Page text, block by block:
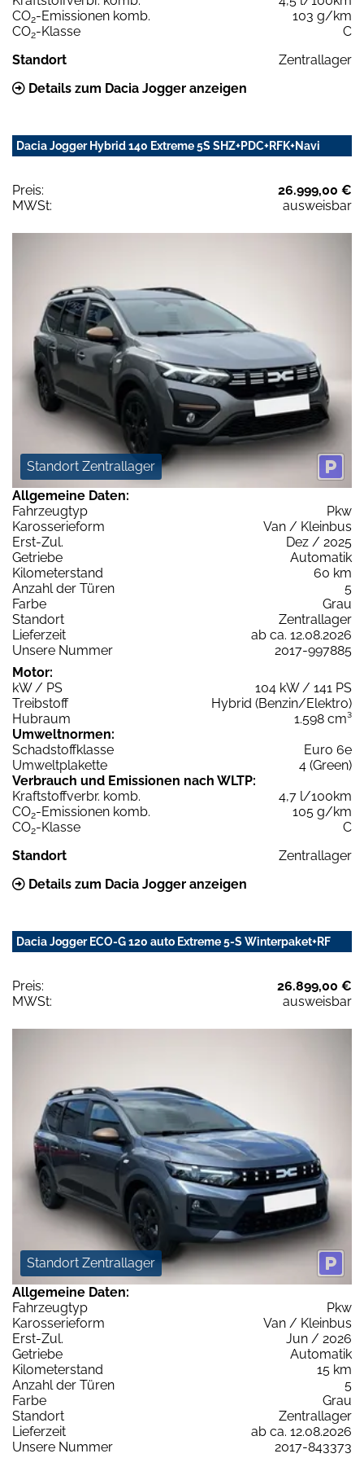
CO2-Emissionen komb.
103 g/km
CO2-Klasse
C
Standort
Zentrallager
Details zum Dacia Jogger anzeigen
Dacia Jogger Hybrid 140 Extreme 5S SHZ+PDC+RFK+Navi
Preis:
26.999,00 €
MWSt:
ausweisbar
Standort Zentrallager
Allgemeine Daten:
Fahrzeugtyp
Pkw
Karosserieform
Van / Kleinbus
Erst-Zul.
Dez / 2025
Getriebe
Automatik
Kilometerstand
60 km
Anzahl der Türen
5
Farbe
Grau
Standort
Zentrallager
Lieferzeit
ab ca. 12.08.2026
Unsere Nummer
2017-997885
Motor:
kW / PS
104 kW / 141 PS
Treibstoff
Hybrid (Benzin/Elektro)
Hubraum
1.598 cm³
Umweltnormen:
Schadstoffklasse
Euro 6e
Umweltplakette
4 (Green)
Verbrauch und Emissionen nach WLTP:
Kraftstoffverbr. komb.
4,7 l/100km
CO2-Emissionen komb.
105 g/km
CO2-Klasse
C
Standort
Zentrallager
Details zum Dacia Jogger anzeigen
Dacia Jogger ECO-G 120 auto Extreme 5-S Winterpaket+RF
Preis:
26.899,00 €
MWSt:
ausweisbar
Standort Zentrallager
Allgemeine Daten:
Fahrzeugtyp
Pkw
Karosserieform
Van / Kleinbus
Erst-Zul.
Jun / 2026
Getriebe
Automatik
Kilometerstand
15 km
Anzahl der Türen
5
Farbe
Grau
Standort
Zentrallager
Lieferzeit
ab ca. 12.08.2026
Unsere Nummer
2017-843373